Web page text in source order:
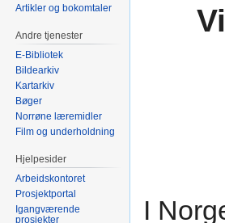
I
Artikler og bokomtaler
Andre tjenester
E-Bibliotek
Bildearkiv
Kartarkiv
Bøger
Norrøne læremidler
Film og underholdning
Hjelpesider
Arbeidskontoret
Prosjektportal
Igangværende
prosjekter